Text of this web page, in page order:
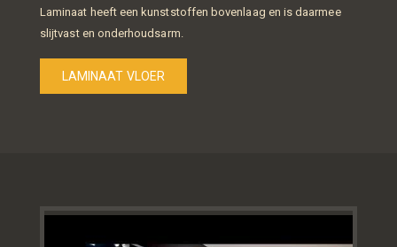
Laminaat heeft een kunststoffen bovenlaag en is daarmee
slijtvast en onderhoudsarm.
LAMINAAT VLOER